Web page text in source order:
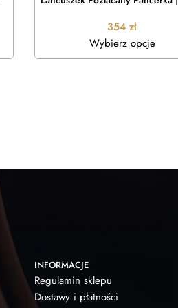
354 zł
Wybierz opcje
INFORMACJE
Regulamin sklepu
Dostawy i płatności